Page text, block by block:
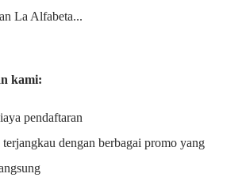
La Alfabeta...
kami:
pendaftaran
dengan berbagai promo yang